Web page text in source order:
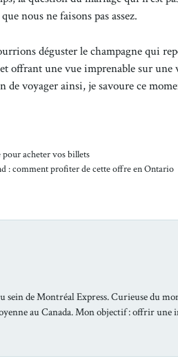
nous ne faisons pas assez.
déguster le champagne qui
une vue imprenable sur une
de voyager ainsi, je savoure ce
pour acheter vos billets
: comment profiter de cette offre en Ontario
sein de Montréal Express. Curieuse du
au Canada. Mon objectif : offrir une